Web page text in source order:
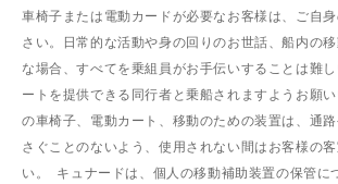
車椅子または電動カードが必要なお客様は、ご自
さい。日常的な活動や身の回りのお世話、船内の
な場合、すべてを乗組員がお手伝いすることは難
ートを提供できる同行者と乗船されますようお願
の車椅子、電動カート、移動のための装置は、通
さぐことのないよう、使用されない間はお客様の
い。 キュナードは、個人の移動補助装置の保管に